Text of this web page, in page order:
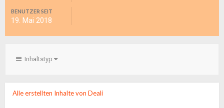
BENUTZER SEIT
19. Mai 2018
Inhaltstyp
Alle erstellten Inhalte von Deali